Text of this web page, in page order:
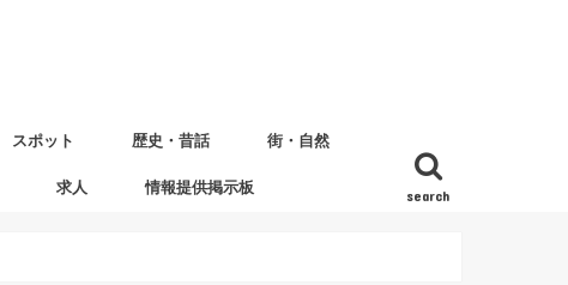
search
スポット 歴史・昔話 街・自然
求人 情報提供掲示板